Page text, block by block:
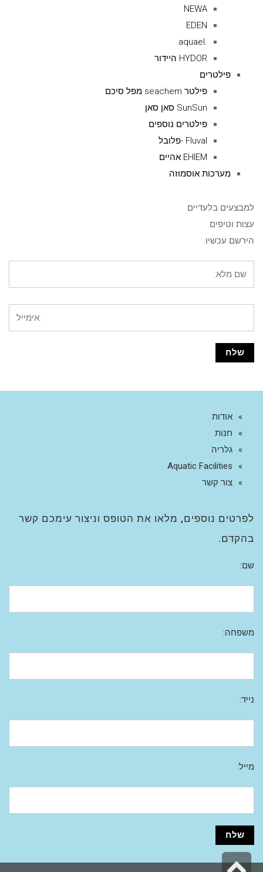
NEWA
EDEN
.aquael
HYDOR היידור
פילטרים
פילטר seachem מפל סיכם
SunSun סאן סאן
פילטרים נוספים
Fluval -פלובל
EHIEM אהיים
מערכות אוסמוזה
למבצעים בלעדיים
עצות וטיפים
הירשם עכשיו:
אודות
חנות
גלריה
Aquatic Facilities
צור קשר
לפרטים נוספים, מלאו את הטופס וניצור עימכם קשר
בהקדם.
שם:
משפחה:
נייד:
מייל:
גלילה